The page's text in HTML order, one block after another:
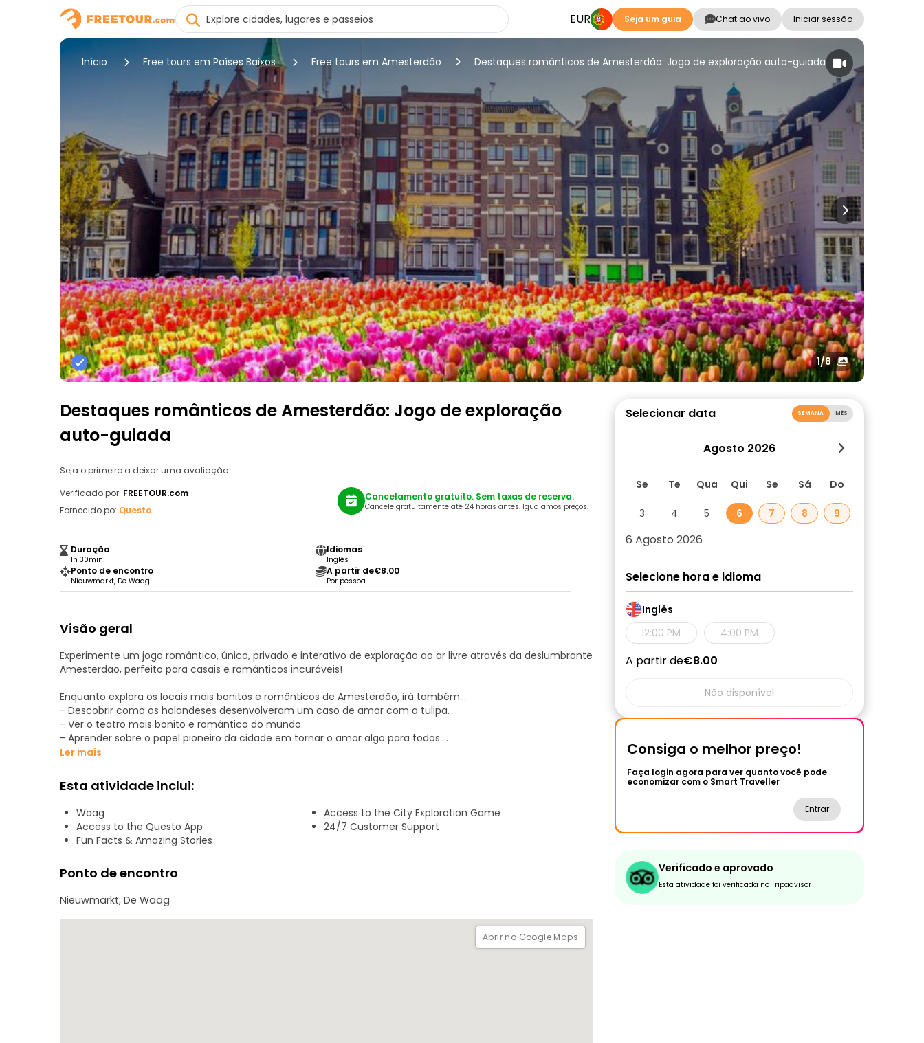
EUR Seja um guia Chat ao vivo Iniciar sessão
Início Free tours em Países Baixos Free tours em Amesterdão Destaques românticos de Amesterdão: Jogo de exploração auto-guiada
1/8
Destaques românticos de Amesterdão: Jogo de exploração
auto-guiada
Seja o primeiro a deixar uma avaliação
Verificado por: FREETOUR.com
Fornecido po: Questo
Duração
1h 30min
Idiomas
Inglês
Ponto de encontro
Nieuwmarkt, De Waag
A partir de€8.00
Por pessoa
Cancelamento gratuito. Sem taxas de reserva.
Cancele gratuitamente até 24 horas antes. Igualamos preços.
Visão geral
Experimente um jogo romântico, único, privado e interativo de exploração ao ar livre através da deslumbrante
Amesterdão, perfeito para casais e românticos incuráveis!
Enquanto explora os locais mais bonitos e românticos de Amesterdão, irá também..:
- Descobrir como os holandeses desenvolveram um caso de amor com a tulipa.
- Ver o teatro mais bonito e romântico do mundo.
- Aprender sobre o papel pioneiro da cidade em tornar o amor algo para todos.
- Abraçar-se nas pontes do amor de Amesterdão.
Está pronto para embarcar neste passeio apaixonado pela história de amor? Prometemos que o vai fazer
beijar e contar. <3
CARACTERÍSTICAS:
- Disponível 24/7.
- Pausa e retoma a qualquer altura.
- Um monte de lugares fofos e Instagramáveis;
- Este jogo também inclui histórias em áudio.
Esta aventura romântica ao ar livre pode ser desfrutada a qualquer hora do dia. Basta reservar um bilhete e
Ler mais
Esta atividade inclui:
Waag
Access to the City Exploration Game
Access to the Questo App
24/7 Customer Support
Fun Facts & Amazing Stories
Ponto de encontro
Nieuwmarkt, De Waag
Abrir no Google Maps
Selecionar data SEMANA MÊS
Agosto 2026
Se Te Qua Qui Se Sá Do
3 4 5 6 7 8 9
6 Agosto 2026
Selecione hora e idioma
Inglês
12:00 PM
4:00 PM
A partir de€8.00
Não disponível
Consiga o melhor preço!
Faça login agora para ver quanto você pode
economizar com o Smart Traveller
Entrar
Verificado e aprovado
Esta atividade foi verificada no Tripadvisor